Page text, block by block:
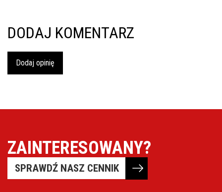
DODAJ KOMENTARZ
Dodaj opinię
ZAINTERESOWANY?
SPRAWDŹ NASZ CENNIK